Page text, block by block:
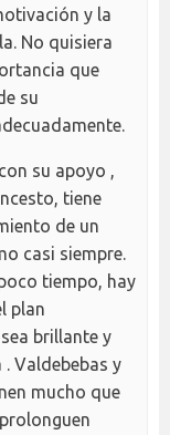
y la
No quisiera
que
su
su apoyo ,
tiene
de un
casi siempre.
tiempo, hay
plan
brillante y
Valdebebas y
mucho que